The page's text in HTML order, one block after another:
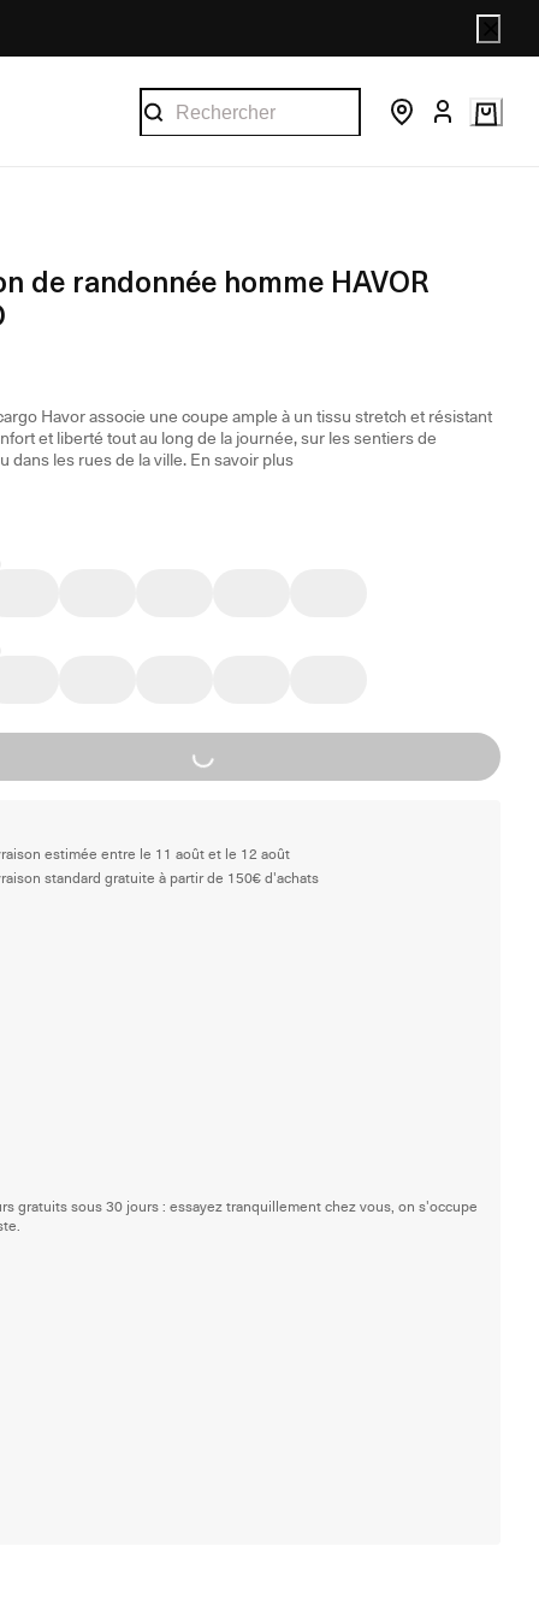
de randonnée homme HAVOR
Havor associe une coupe ample à un tissu stretch et résistant
et liberté tout au long de la journée, sur les sentiers de
dans les rues de la ville.En savoir plus
Loading...
estimée entre le 11 août et le 12 août
standard gratuite à partir de 150€ d'achats
gratuits sous 30 jours : essayez tranquillement chez vous, on s'occupe